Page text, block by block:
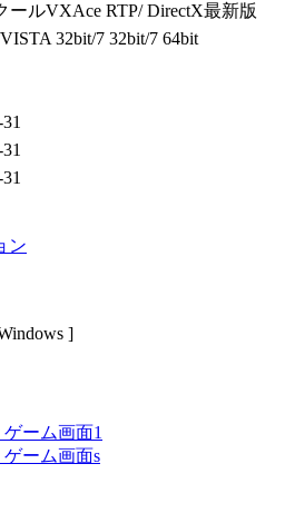
ールVXAce RTP/ DirectX最新版
32bit/7 32bit/7 64bit
ン
]